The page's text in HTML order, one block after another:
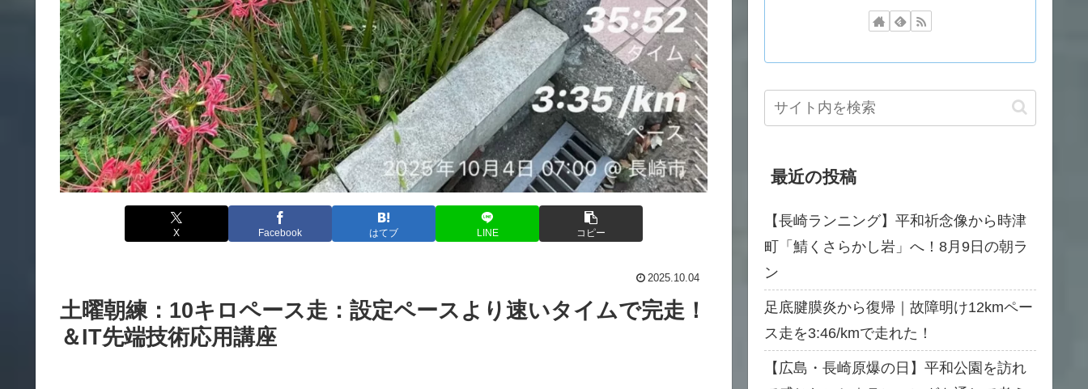
X Facebook はてブ LINE コピー
2025.10.04
土曜朝練：10キロペース走：設定ペースより速いタイムで完走！
＆IT先端技術応用講座
最近の投稿
【長崎ランニング】平和祈念像から時津
町「鯖くさらかし岩」へ！8月9日の朝ラ
ン
足底腱膜炎から復帰｜故障明け12kmペー
ス走を3:46/kmで走れた！
【広島・長崎原爆の日】平和公園を訪れ